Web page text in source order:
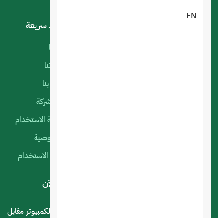
EN
روابط سريعة
أعمالنا
منتجاتنا
اتصل بنا
عن الشركة
سياسة الاستخدام
الخصوصية
شروط الاستخدام
لديك استفسار أو اقتراح؟ .. اتصل بنا الآن
المملكة العربية السعودية - الرياض - حي العليا سوق الكمبيوتر مقابل